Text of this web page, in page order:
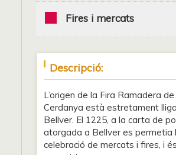
Fires i mercats
Descripció:
L’origen de la Fira Ramadera
Cerdanya està estretament
Bellver. El 1225, a la carta de
atorgada a Bellver es permetia
celebració de mercats i fires, i